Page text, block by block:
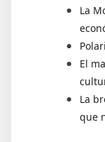
La
El
La
que